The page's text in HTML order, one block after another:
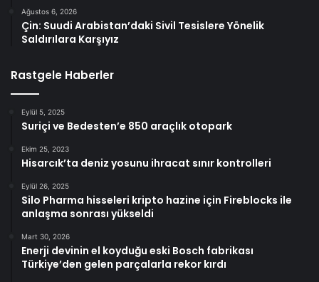
Ağustos 6, 2026
Çin: Suudi Arabistan’daki Sivil Tesislere Yönelik
Saldırılara Karşıyız
Rastgele Haberler
Eylül 5, 2025
Suriçi ve Bedesten’e 850 araçlık otopark
Ekim 25, 2023
Hisarcık’ta deniz yosunu ihracat sınır kontrolleri
Eylül 26, 2025
Silo Pharma hisseleri kripto hazine için Fireblocks ile
anlaşma sonrası yükseldi
Mart 30, 2026
Enerji devinin el koyduğu eski Bosch fabrikası
Türkiye’den gelen parçalarla rekor kırdı